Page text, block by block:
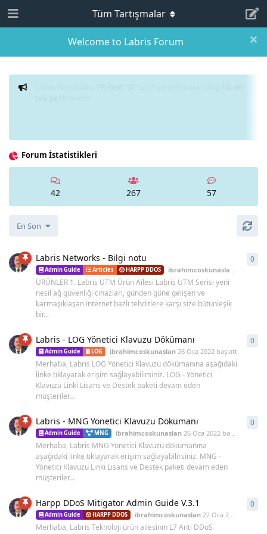
Welcome to Labris Forum
Tüm Tartışmalar
Forum İstatistikleri
42 267 57
En Son
Labris Networks - Bilgi notu
Admin Guide Articles HARPP DDOS ibrahimcoskunaslan
ÜRÜNLER 1. Labris UTM Ürün Ailesi Labris UTM Serisi yeni
nesil ağ güvenliği cihazları, günden güne gelişen ve
karmaşıklaşan internet bazlı tehditlere karşı size bütünleşik
bir...
0
Labris - LOG Yönetici Klavuzu Dökümanı
Admin Guide LOG ibrahimcoskunaslan 26 Oca 2022başlattı
Merhaba, Labris LOG Yönetici Klavuzu dökümanına aşağıdaki
linke tıklayarak erişim sağlayabilirsiniz. LOG - Yönetici
Klavuzu Linki Lisans ve Destek paketi devam eden
müşteriler...
0
Labris - MNG Yönetici Klavuzu Dökümanı
Admin Guide MNG ibrahimcoskunaslan 26 Oca 2022başlattı
Merhaba, Labris MNG Yönetici Klavuzu dökümanına
aşağıdaki linke tıklayarak erişim sağlayabilirsiniz. MNG -
Yönetici Klavuzu Linki Lisans ve Destek paketi devam eden
müşteriler...
0
Harpp DDoS Mitigator Admin Guide V.3.1
Admin Guide HARPP DDOS ibrahimcoskunaslan 22 Oca 2022
Merhaba, Labris Teknoloji ürün ailesinin L7 Anti DDoS
0